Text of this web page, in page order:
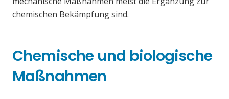
chemischen Bekämpfung sind.
Chemische und biologische
Maßnahmen